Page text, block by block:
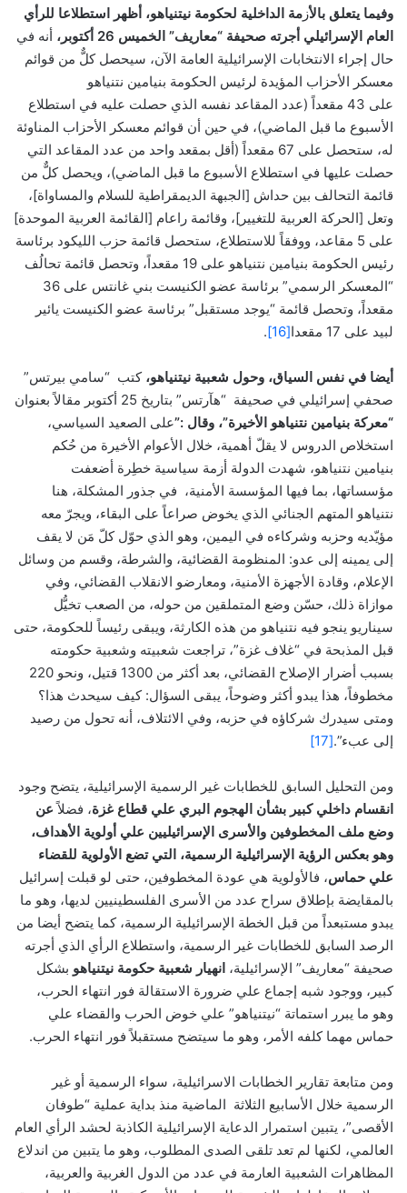
وفيما يتعلق بالأز مة الداخلية لحكومة نيتنياهو، أظهر استطلاعا للرأي
العام الإسرائيلي أجرته صحيفة “معاريف” الخميس 26 أكتوبر،
أنه في
حال إجراء الانتخابات الإسرائيلية العامة الآن، سيحصل كلٌّ من قوائم
معسكر الأحزاب المؤيدة لرئيس الحكومة بنيامين نتنياهو
على 43 مقعداً (عدد المقاعد نفسه الذي حصلت عليه في استطلاع
الأسبوع ما قبل الماضي)، في حين أن قوائم معسكر الأحزاب المناوئة
له، ستحصل على 67 مقعداً (أقل بمقعد واحد من عدد المقاعد التي
حصلت عليها في استطلاع الأسبوع ما قبل الماضي)، ويحصل كلٌّ من
قائمة التحالف بين حداش [الجبهة الديمقراطية للسلام والمساواة]،
وتعل [الحركة العربية للتغيير]، وقائمة راعام [القائمة العربية الموحدة]
على 5 مقاعد، ووفقاً للاستطلاع، ستحصل قائمة حزب الليكود برئاسة
رئيس الحكومة بنيامين نتنياهو على 19 مقعداً، وتحصل قائمة تحالُف
“المعسكر الرسمي” برئاسة عضو الكنيست بني غانتس على 36
مقعداً، وتحصل قائمة “يوجد مستقبل” برئاسة عضو الكنيست يائير
لبيد على 17 مقعدا
[16]
.
أيضا في نفس السياق، وحول شعبية نيتنياهو، كتب “سامي بيرتس”
صحفي إسرائيلي في صحيفة “هآرتس” بتاريخ 25 أكتوبر مقالاً بعنوان
“معركة بنيامين نتنياهو الأخيرة”، وقال :”على الصعيد السياسي،
استخلاص الدروس لا يقلّ أهمية، خلال الأعوام الأخيرة من حُكم
بنيامين نتنياهو، شهدت الدولة أزمة سياسية خطِرة أضعفت
مؤسساتها، بما فيها المؤسسة الأمنية، في جذور المشكلة، هنا
نتنياهو المتهم الجنائي الذي يخوض صراعاً على البقاء، ويجرّ معه
مؤيّديه وحزبه وشركاءه في اليمين، وهو الذي حوّل كلّ مَن لا يقف
إلى يمينه إلى عدو: المنظومة القضائية، والشرطة، وقسم من وسائل
الإعلام، وقادة الأجهزة الأمنية، ومعارضو الانقلاب القضائي، وفي
موازاة ذلك، حسّن وضع المتملقين من حوله، من الصعب تخيُّل
سيناريو ينجو فيه نتنياهو من هذه الكارثة، ويبقى رئيساً للحكومة، حتى
قبل المذبحة في “غلاف غزة”، تراجعت شعبيته وشعبية حكومته
بسبب أضرار الإصلاح القضائي، بعد أكثر من 1300 قتيل، ونحو 220
مخطوفاً، هذا يبدو أكثر وضوحاً، يبقى السؤال: كيف سيحدث هذا؟
ومتى سيدرك شركاؤه في حزبه، وفي الائتلاف، أنه تحول من رصيد
إلى عبء”.[17]
ومن التحليل السابق للخطابات غير الرسمية الإسرائيلية، يتضح وجود
انقسام داخلي كبير بشأن الهجوم البري علي قطاع غزة، فضلاًعن
وضع ملف المخطوفين والأسرى الإسرائيليين علي أولوية الأهداف،
وهو بعكس الرؤية الإسرائيلية الرسمية، التي تضع الأولوية للقضاء
علي حماس، فالأولوية هي عودة المخطوفين، حتى لو قبلت إسرائيل
بالمقايضة بإطلاق سراح عدد من الأسرى الفلسطينيين لديها، وهو ما
يبدو مستبعداً من قبل الخطة الإسرائيلية الرسمية، كما يتضح أيضا من
الرصد السابق للخطابات غير الرسمية، واستطلاع الرأي الذي أجرته
صحيفة “معاريف” الإسرائيلية، انهيار شعبية حكومة نيتنياهو بشكل
كبير، ووجود شبه إجماع علي ضرورة الاستقالة فور انتهاء الحرب،
وهو ما يبرر استماتة “نيتنياهو” علي خوض الحرب والقضاء علي
حماس مهما كلفه الأمر، وهو ما سيتضح مستقبلاً فور انتهاء الحرب.
ومن متابعة تقارير الخطابات الاسرائيلية، سواء الرسمية أو غير
الرسمية خلال الأسابيع الثلاثة الماضية منذ بداية عملية “طوفان
الأقصى”، يتبين استمرار الدعاية الإسرائيلية الكاذبة لحشد الرأي العام
العالمي، لكنها لم تعد تلقى الصدى المطلوب، وهو ما يتبين من اندلاع
المظاهرات الشعبية العارمة في عدد من الدول الغربية والعربية،